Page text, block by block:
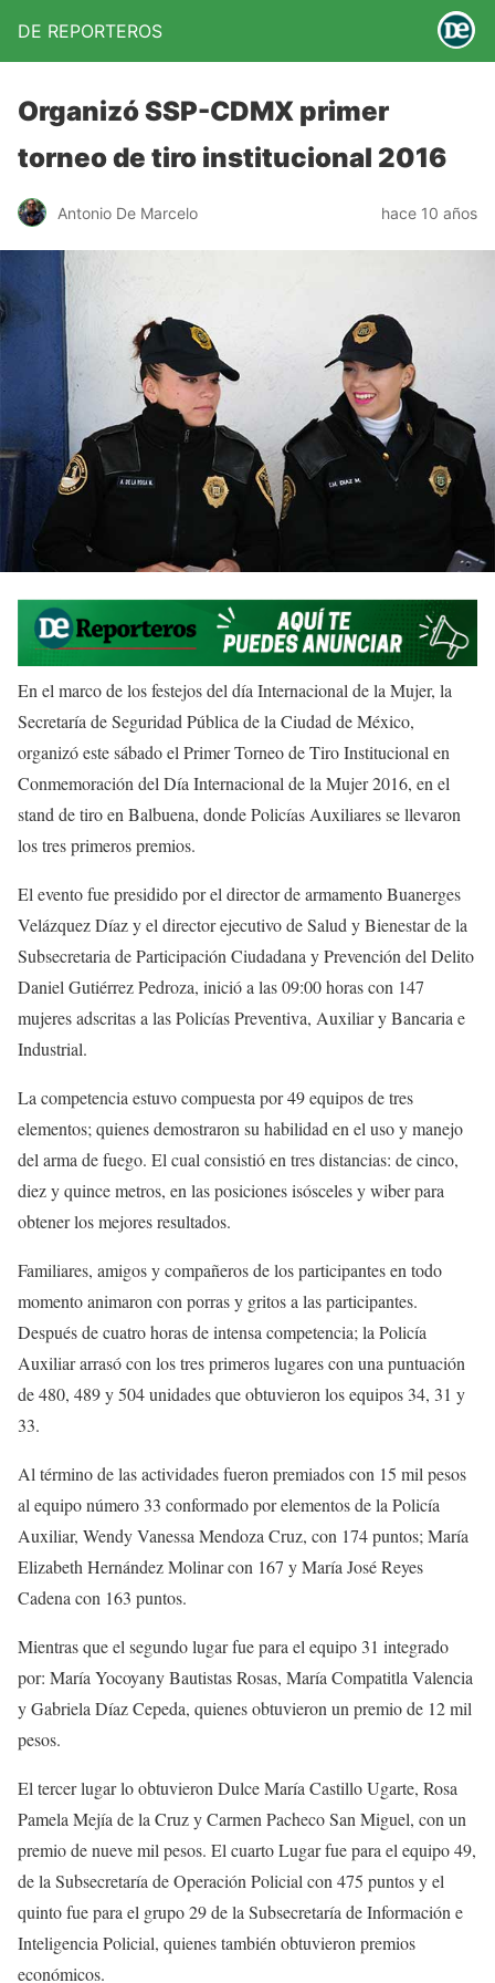
DE REPORTEROS
Organizó SSP-CDMX primer
torneo de tiro institucional 2016
Antonio De Marcelo hace 10 años
En el marco de los festejos del día Internacional de la Mujer, la
Secretaría de Seguridad Pública de la Ciudad de México,
organizó este sábado el Primer Torneo de Tiro Institucional en
Conmemoración del Día Internacional de la Mujer 2016, en el
stand de tiro en Balbuena, donde Policías Auxiliares se llevaron
los tres primeros premios.
El evento fue presidido por el director de armamento Buanerges
Velázquez Díaz y el director ejecutivo de Salud y Bienestar de la
Subsecretaria de Participación Ciudadana y Prevención del Delito
Daniel Gutiérrez Pedroza, inició a las 09:00 horas con 147
mujeres adscritas a las Policías Preventiva, Auxiliar y Bancaria e
Industrial.
La competencia estuvo compuesta por 49 equipos de tres
elementos; quienes demostraron su habilidad en el uso y manejo
del arma de fuego. El cual consistió en tres distancias: de cinco,
diez y quince metros, en las posiciones isósceles y wiber para
obtener los mejores resultados.
Familiares, amigos y compañeros de los participantes en todo
momento animaron con porras y gritos a las participantes.
Después de cuatro horas de intensa competencia; la Policía
Auxiliar arrasó con los tres primeros lugares con una puntuación
de 480, 489 y 504 unidades que obtuvieron los equipos 34, 31 y
33.
Al término de las actividades fueron premiados con 15 mil pesos
al equipo número 33 conformado por elementos de la Policía
Auxiliar, Wendy Vanessa Mendoza Cruz, con 174 puntos; María
Elizabeth Hernández Molinar con 167 y María José Reyes
Cadena con 163 puntos.
Mientras que el segundo lugar fue para el equipo 31 integrado
por: María Yocoyany Bautistas Rosas, María Compatitla Valencia
y Gabriela Díaz Cepeda, quienes obtuvieron un premio de 12 mil
pesos.
El tercer lugar lo obtuvieron Dulce María Castillo Ugarte, Rosa
Pamela Mejía de la Cruz y Carmen Pacheco San Miguel, con un
premio de nueve mil pesos. El cuarto Lugar fue para el equipo 49,
de la Subsecretaría de Operación Policial con 475 puntos y el
quinto fue para el grupo 29 de la Subsecretaría de Información e
Inteligencia Policial, quienes también obtuvieron premios
económicos.